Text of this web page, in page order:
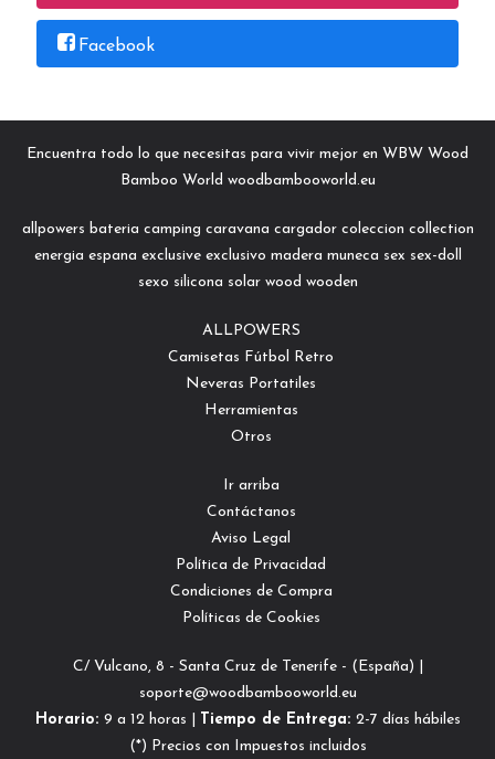
Facebook
Encuentra todo lo que necesitas para vivir mejor en WBW Wood
Bamboo World woodbambooworld.eu
allpowers bateria camping caravana cargador coleccion collection
energia espana exclusive exclusivo madera muneca sex sex-doll
sexo silicona solar wood wooden
ALLPOWERS
Camisetas Fútbol Retro
Neveras Portatiles
Herramientas
Otros
Ir arriba
Contáctanos
Aviso Legal
Política de Privacidad
Condiciones de Compra
Políticas de Cookies
C/ Vulcano, 8 - Santa Cruz de Tenerife - (España) |
soporte@woodbambooworld.eu
Horario: 9 a 12 horas | Tiempo de Entrega: 2-7 días hábiles
(*) Precios con Impuestos incluidos